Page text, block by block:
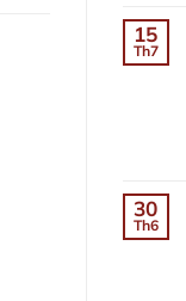
15
Th7
30
Th6